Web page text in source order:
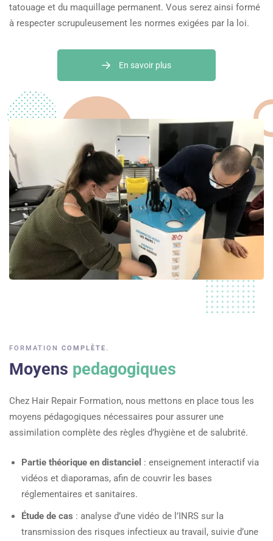
tatouage et du maquillage permanent. Vous serez ainsi formé
à respecter scrupuleusement les normes exigées par la loi.
En savoir plus
FORMATION COMPLÈTE .
Moyens pedagogiques
Chez Hair Repair Formation, nous mettons en place tous les
moyens pédagogiques nécessaires pour assurer une
assimilation complète des règles d’hygiène et de salubrité.
Partie théorique en distanciel : enseignement interactif via
vidéos et diaporamas, afin de couvrir les bases
réglementaires et sanitaires.
Étude de cas : analyse d’une vidéo de l’INRS sur la
transmission des risques infectieux au travail, suivie d’une